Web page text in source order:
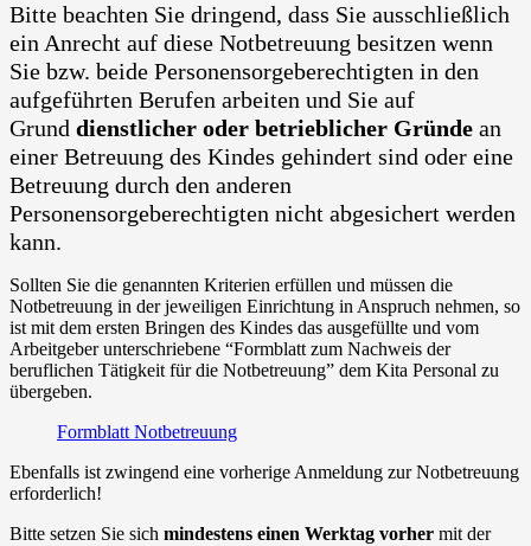
Bitte beachten Sie dringend, dass Sie ausschließlich
ein Anrecht auf diese Notbetreuung besitzen wenn
Sie bzw. beide Personensorgeberechtigten in den
aufgeführten Berufen arbeiten und Sie auf
Grund dienstlicher oder betrieblicher Gründe an
einer Betreuung des Kindes gehindert sind oder eine
Betreuung durch den anderen
Personensorgeberechtigten nicht abgesichert werden
kann.
Sollten Sie die genannten Kriterien erfüllen und müssen die
Notbetreuung in der jeweiligen Einrichtung in Anspruch nehmen, so
ist mit dem ersten Bringen des Kindes das ausgefüllte und vom
Arbeitgeber unterschriebene “Formblatt zum Nachweis der
beruflichen Tätigkeit für die Notbetreuung” dem Kita Personal zu
übergeben.
Formblatt Notbetreuung
Ebenfalls ist zwingend eine vorherige Anmeldung zur Notbetreuung
erforderlich!
Bitte setzen Sie sich mindestens einen Werktag vorher mit der